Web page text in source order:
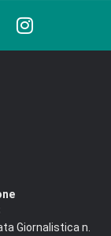
Giornalistica n.